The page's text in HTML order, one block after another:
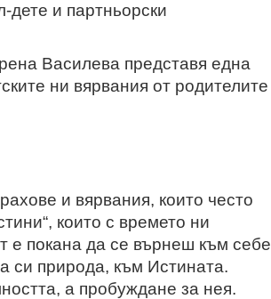
дете и партньорски
Василева представя една
ни вярвания от родителите
и вярвания, които често
които с времето ни
е покана да се върнеш към себе
си природа, към Истината.
а пробуждане за нея.